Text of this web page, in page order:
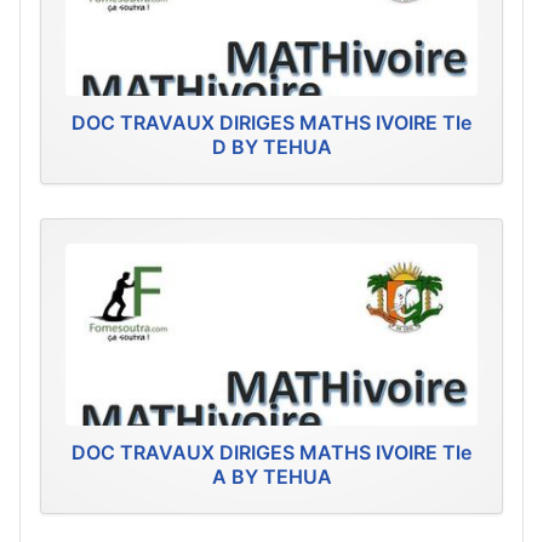
DOC TRAVAUX DIRIGES MATHS IVOIRE Tle
D BY TEHUA
DOC TRAVAUX DIRIGES MATHS IVOIRE Tle
A BY TEHUA